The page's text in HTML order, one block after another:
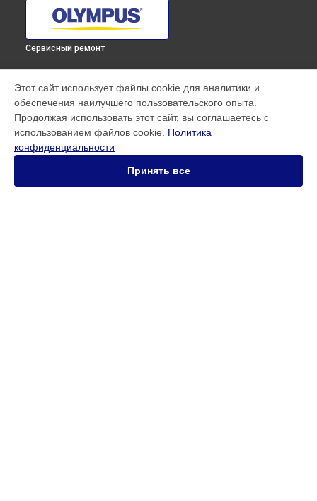
Сервисный ремонт
Объектив
Фотоаппарат
Фотовспышка
Этот сайт использует файлы cookie для аналитики и
обеспечения наилучшего пользовательского опыта.
Продолжая использовать этот сайт, вы соглашаетесь с
использованием файлов cookie. Политика
конфиденциальности
Принять все